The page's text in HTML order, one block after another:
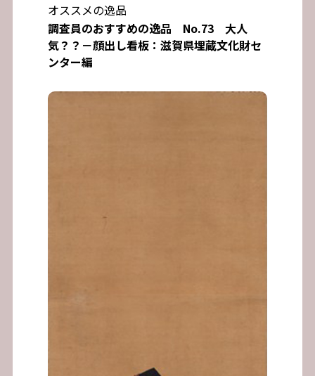
オススメの逸品
調査員のおすすめの逸品 No.73 大人
気？？－顔出し看板：滋賀県埋蔵文化財セ
ンター編